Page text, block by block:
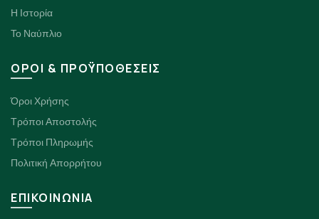
Η Ιστορία
Το Ναύπλιο
ΟΡΟΙ & ΠΡΟΫΠΟΘΕΣΕΙΣ
Όροι Χρήσης
Τρόποι Αποστολής
Τρόποι Πληρωμής
Πολιτική Απορρήτου
ΕΠΙΚΟΙΝΩΝΙΑ